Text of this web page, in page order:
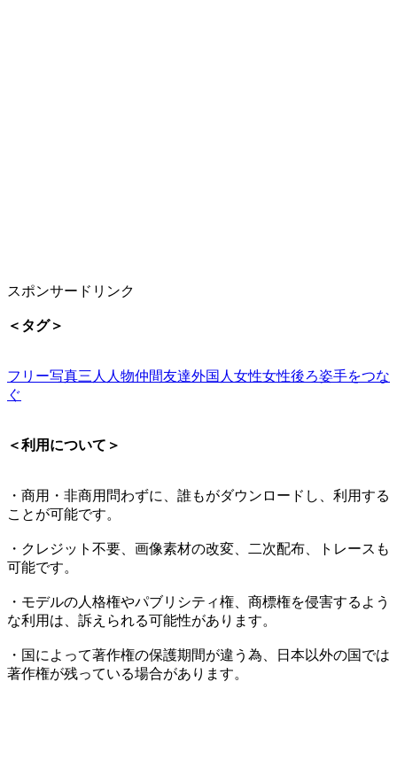
スポンサードリンク
＜タグ＞
フリー写真三人 人物仲間友達外国人女性女性後ろ姿手をつな
ぐ
＜利用について＞
・商用・非商用問わずに、誰もがダウンロードし、利用する
ことが可能です。
・クレジット不要、画像素材の改変、二次配布、トレースも
可能です。
・モデルの人格権やパブリシティ権、商標権を侵害するよう
な利用は、訴えられる可能性があります。
・国によって著作権の保護期間が違う為、日本以外の国では
著作権が残っている場合があります。